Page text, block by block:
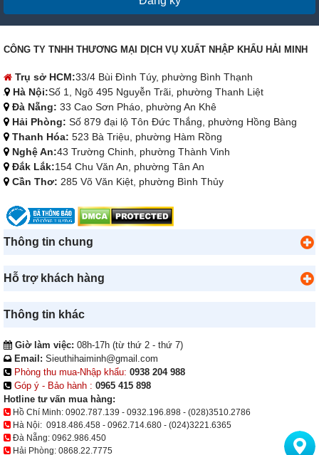
CÔNG TY TNHH THƯƠNG MẠI DỊCH VỤ XUẤT NHẬP KHẨU HẢI MINH
Trụ sở HCM:33/4 Bùi Đình Túy, phường Bình Thạnh
Hà Nội:Số 1, Ngõ 495 Nguyễn Trãi, phường Thanh Liệt
Đà Nẵng: 33 Cao Sơn Pháo, phường An Khê
Hải Phòng: Số 879 đại lộ Tôn Đức Thắng, phường Hồng Bàng
Thanh Hóa: 523 Bà Triệu, phường Hàm Rồng
Nghệ An:43 Trường Chinh, phường Thành Vinh
Đắk Lắk:154 Chu Văn An, phường Tân An
Cần Thơ: 285 Võ Văn Kiệt, phường Bình Thủy
Thông tin chung
Hỗ trợ khách hàng
Thông tin khác
Giờ làm việc: 08h-17h (từ thứ 2 - thứ 7)
Email: Sieuthihaiminh@gmail.com
Phòng thu mua-Nhập khẩu: 0938 204 988
Góp ý - Bảo hành : 0965 415 898
Hotline tư vấn mua hàng:
Hồ Chí Minh: 0902.787.139 - 0932.196.898 - (028)3510.2786
Hà Nội: 0918.486.458 - 0962.714.680 - (024)3221.6365
Đà Nẵng: 0962.986.450
Hải Phòng: 0868.22.7775